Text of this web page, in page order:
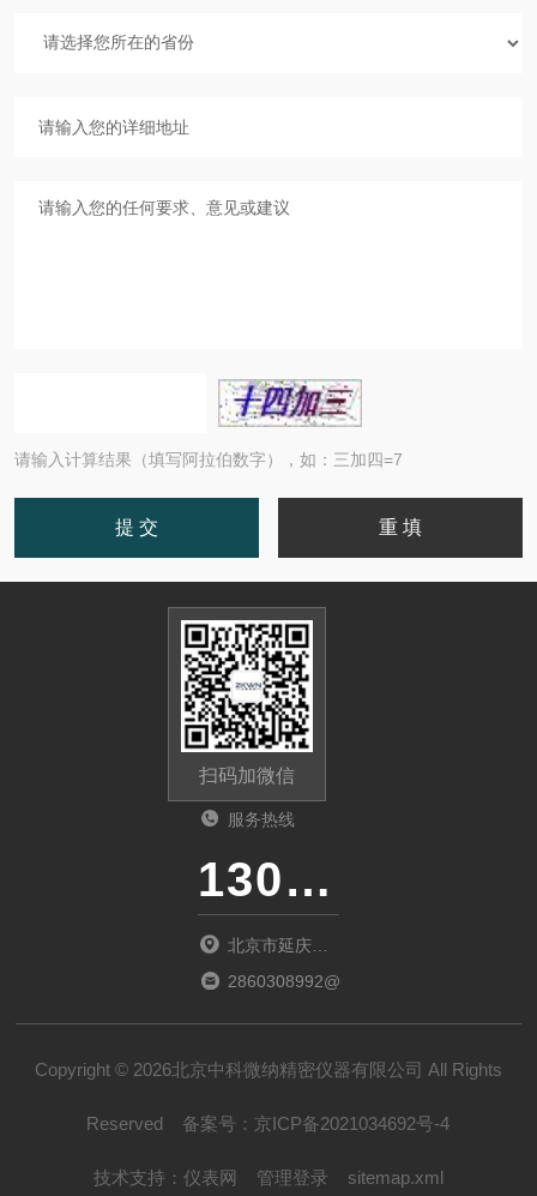
请输入计算结果（填写阿拉伯数字），如：三加四=7
扫码加微信
服务热线
13011285763
北京市延庆区
中关村延庆园
2860308992@qq.com
Copyright © 2026北京中科微纳精密仪器有限公司 All Rights
Reserved 备案号： 京ICP备2021034692号-4
技术支持： 仪表网 管理登录 sitemap.xml